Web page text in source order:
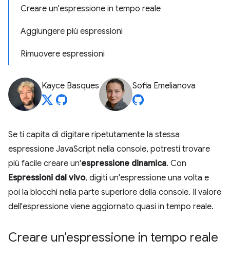
Creare un'espressione in tempo reale
Aggiungere più espressioni
Rimuovere espressioni
Kayce Basques Sofia Emelianova
Se ti capita di digitare ripetutamente la stessa
espressione JavaScript nella console, potresti trovare
più facile creare un'espressione dinamica. Con
Espressioni dal vivo, digiti un'espressione una volta e
poi la blocchi nella parte superiore della console. Il valore
dell'espressione viene aggiornato quasi in tempo reale.
Creare un'espressione in tempo reale